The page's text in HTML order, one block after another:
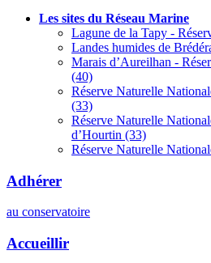
Les sites du Réseau Marine
Lagune de la Tapy -
Landes humides de
Marais d’Aureilhan -
(40)
Réserve Naturelle
(33)
Réserve Naturelle
d’Hourtin (33)
Réserve Naturelle
Adhérer
au conservatoire
Accueillir